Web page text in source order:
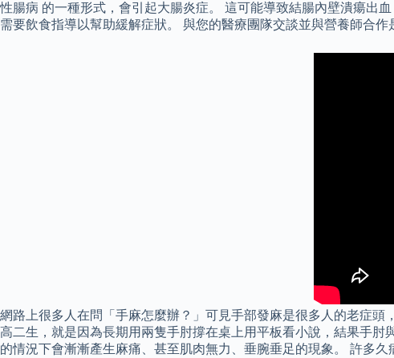
性腸病 的一種形式，會引起大腸炎症。 這可能導致結腸內壁潰瘍出
需要飲食指導以幫助緩解症狀。 與您的醫療團隊交談並與營養師合作
網路上很多人在問「手麻怎麼辦？」可見手部發麻是很多人的老症
高二生，就是因為長期用兩隻手肘撐在桌上用平板看小說，結果手
的情況下會漸漸產生麻痛、甚至肌肉無力、垂腕垂足的現象。 許多